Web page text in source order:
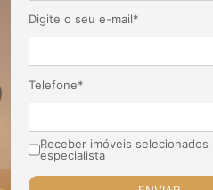
Digite o seu e-mail*
Telefone*
Receber imóveis selecionados
especialista